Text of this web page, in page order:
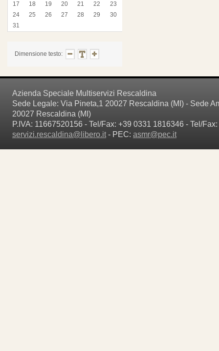
17
18 19 20 21 22
23
24
25 26 27 28 29
30
31
Dimensione testo:
Azienda Speciale Multiservizi Rescaldina
Sede Legale: Via Pineta,1 20027 Rescaldina (MI) - Sede
20027 Rescaldina (MI)
P.IVA: 11667520156 - Tel/Fax: +39 0331 1816346 - Tel/
servizi.rescaldina@libero.it- PEC: asmr@pec.it